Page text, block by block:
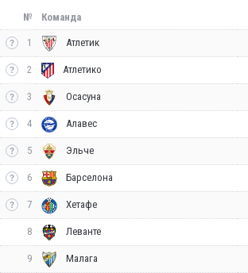
№ Команда
1 Атлетик
2 Атлетико
3 Осасуна
4 Алавес
5 Эльче
6 Барселона
7 Хетафе
8 Леванте
9 Малага